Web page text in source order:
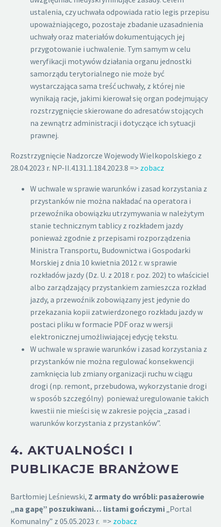
ustalenia, czy uchwała odpowiada ratio legis przepisu
upoważniającego, pozostaje zbadanie uzasadnienia
uchwały oraz materiałów dokumentujących jej
przygotowanie i uchwalenie. Tym samym w celu
weryfikacji motywów działania organu jednostki
samorządu terytorialnego nie może być
wystarczająca sama treść uchwały, z której nie
wynikają racje, jakimi kierował się organ podejmujący
rozstrzygnięcie skierowane do adresatów stojących
na zewnątrz administracji i dotyczące ich sytuacji
prawnej.
Rozstrzygnięcie Nadzorcze Wojewody Wielkopolskiego z
28.04.2023 r. NP-II.4131.1.184.2023.8 => zobacz
W uchwale w sprawie warunków i zasad korzystania z
przystanków nie można nakładać na operatora i
przewoźnika obowiązku utrzymywania w należytym
stanie technicznym tablicy z rozkładem jazdy
ponieważ zgodnie z przepisami rozporządzenia
Ministra Transportu, Budownictwa i Gospodarki
Morskiej z dnia 10 kwietnia 2012 r. w sprawie
rozkładów jazdy (Dz. U. z 2018 r. poz. 202) to właściciel
albo zarządzający przystankiem zamieszcza rozkład
jazdy, a przewoźnik zobowiązany jest jedynie do
przekazania kopii zatwierdzonego rozkładu jazdy w
postaci pliku w formacie PDF oraz w wersji
elektronicznej umożliwiającej edycję tekstu.
W uchwale w sprawie warunków i zasad korzystania z
przystanków nie można regulować konsekwencji
zamknięcia lub zmiany organizacji ruchu w ciągu
drogi (np. remont, przebudowa, wykorzystanie drogi
w sposób szczególny) ponieważ uregulowanie takich
kwestii nie mieści się w zakresie pojęcia „zasad i
warunków korzystania z przystanków”.
4. AKTUALNOŚCI I
PUBLIKACJE BRANŻOWE
Bartłomiej Leśniewski, Z armaty do wróbli: pasażerowie
„na gapę” poszukiwani… listami gończymi „Portal
Komunalny” z 05.05.2023 r. => zobacz